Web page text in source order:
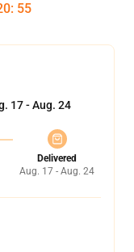
: 54
17 - Aug. 24
Delivered
Aug. 17 - Aug. 24